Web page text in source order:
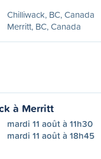
Chilliwack, BC, Canada
Merritt, BC, Canada
à Merritt
mardi 11 août à 11h30
mardi 11 août à 18h45